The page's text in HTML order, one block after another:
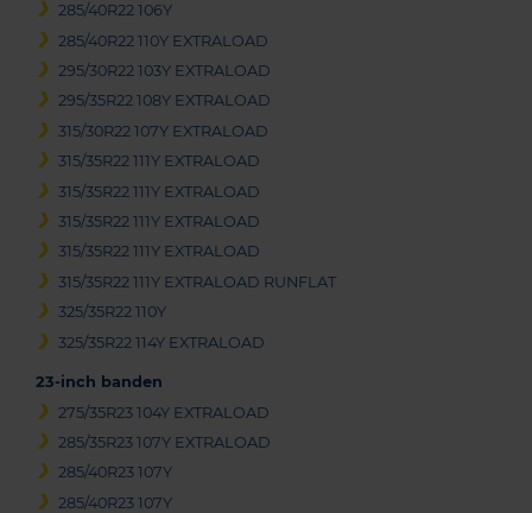
285/40R22 106Y
285/40R22 110Y EXTRALOAD
295/30R22 103Y EXTRALOAD
295/35R22 108Y EXTRALOAD
315/30R22 107Y EXTRALOAD
315/35R22 111Y EXTRALOAD
315/35R22 111Y EXTRALOAD
315/35R22 111Y EXTRALOAD
315/35R22 111Y EXTRALOAD
315/35R22 111Y EXTRALOAD RUNFLAT
325/35R22 110Y
325/35R22 114Y EXTRALOAD
23-inch banden
275/35R23 104Y EXTRALOAD
285/35R23 107Y EXTRALOAD
285/40R23 107Y
285/40R23 107Y